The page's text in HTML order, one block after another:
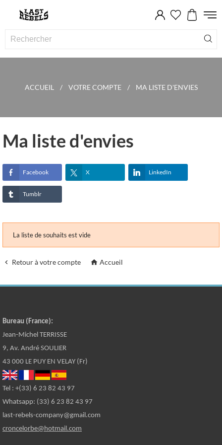
ACCUEIL VOTRE COMPTE MA LISTE D'ENVIES
Ma liste d'envies
Facebook X LinkedIn
Tumblr
La liste de souhaits est vide
 Retour à votre compte  Accueil
Bureau (France):
Jean-Michel TERRISSE
9, Av. André SOULIER
43 000 LE PUY EN VELAY (Fr)
Tel : +(33) 6 23 82 43 97
Whatsapp: (33) 6 23 82 43 97
last-rebels-company@gmail.com
croncelorbe@hotmail.com